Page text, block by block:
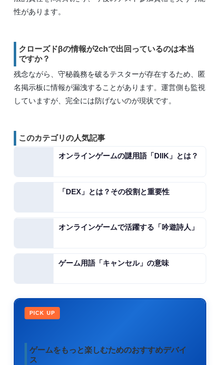
性があります。
クローズドβの情報が2chで出回っているのは本当
ですか？
残念ながら、守秘義務を破るテスターが存在するため、匿
名掲示板に情報が漏洩することがあります。運営側も監視
していますが、完全には防げないのが現状です。
このカテゴリの人気記事
オンラインゲームの謎用語「DIIK」とは？
「DEX」とは？その役割と重要性
オンラインゲームで活躍する「吟遊詩人」
ゲーム用語「キャンセル」の意味
PICK UP
ゲームをもっと楽しむためのおすすめデバイ
ス